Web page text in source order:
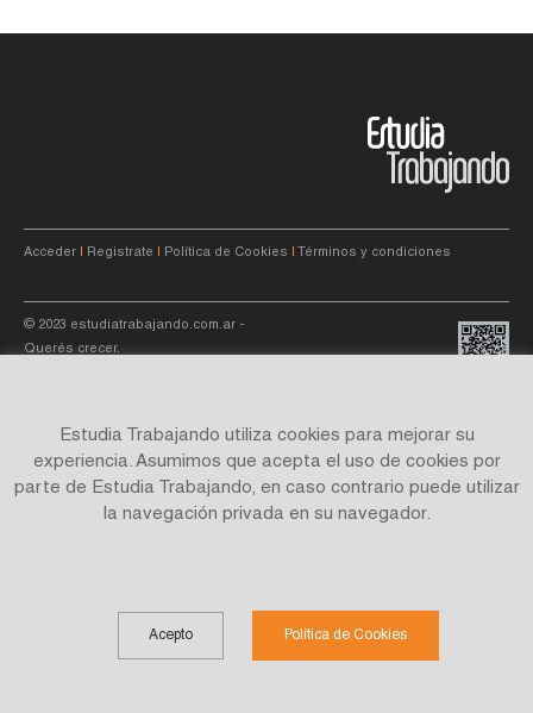
Acceder Registrate Política de Cookies Términos y condiciones
© 2023 estudiatrabajando.com.ar -
Querés crecer.
Site by
Estudia Trabajando utiliza cookies para mejorar su
experiencia. Asumimos que acepta el uso de cookies por
parte de Estudia Trabajando, en caso contrario puede utilizar
la navegación privada en su navegador.
Acepto Política de Cookies